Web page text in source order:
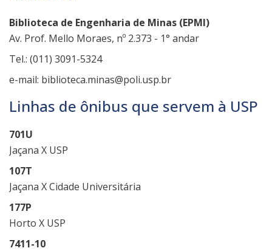
Biblioteca de Engenharia de Minas (EPMI)
Av. Prof. Mello Moraes, nº 2.373 - 1° andar
Tel.: (011) 3091-5324
e-mail: biblioteca.minas@poli.usp.br
Linhas de ônibus que servem à USP
701U
Jaçana X USP
107T
Jaçana X Cidade Universitária
177P
Horto X USP
7411-10